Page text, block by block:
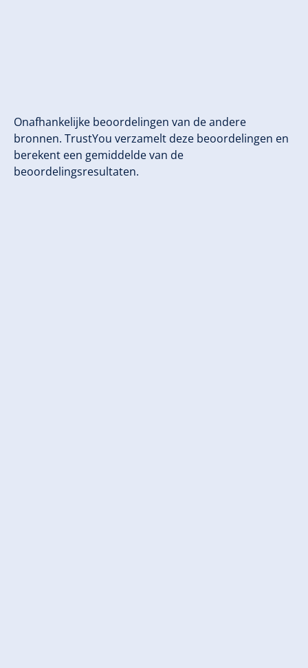
Onafhankelijke beoordelingen van de andere
bronnen. TrustYou verzamelt deze beoordelingen en
berekent een gemiddelde van de
beoordelingsresultaten.